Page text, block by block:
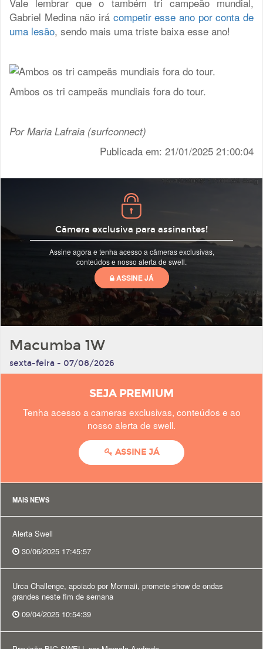
Gabriel Medina não irá competir esse ano por conta de
uma lesão, sendo mais uma triste baixa esse ano!
Ambos os tri campeãs mundiais fora do tour.
Por Maria Lafraia (surfconnect)
Publicada em: 21/01/2025 21:00:04
Macumba 1W
sexta-feira - 07/08/2026
SEJA PREMIUM
Tenha acesso a cameras exclusivas, conteúdos e ao
nosso alerta de swell.
ASSINE JÁ
MAIS NEWS
Alerta Swell
30/06/2025 17:45:57
Urca Challenge, apoiado por Mormaii, promete show de ondas
grandes neste fim de semana
09/04/2025 10:54:39